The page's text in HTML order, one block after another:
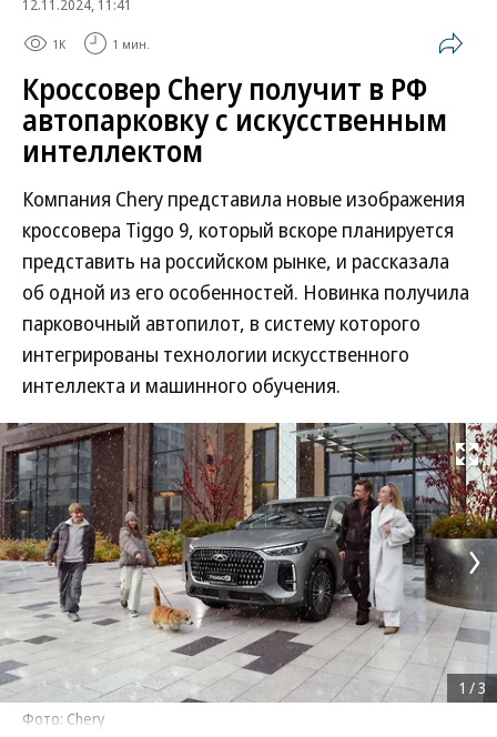
12.11.2024, 11:41
1K 1 мин.
Кроссовер Chery получит в РФ
автопарковку с искусственным
интеллектом
Компания Chery представила новые изображения
кроссовера Tiggo 9, который вскоре планируется
представить на российском рынке, и рассказала
об одной из его особенностей. Новинка получила
парковочный автопилот, в систему которого
интегрированы технологии искусственного
интеллекта и машинного обучения.
Развернуть
Фото: Chery
1 /3